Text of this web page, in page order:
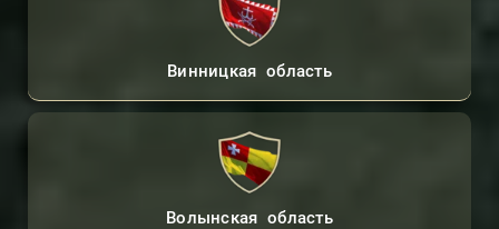
Винницкая область
Волынская область